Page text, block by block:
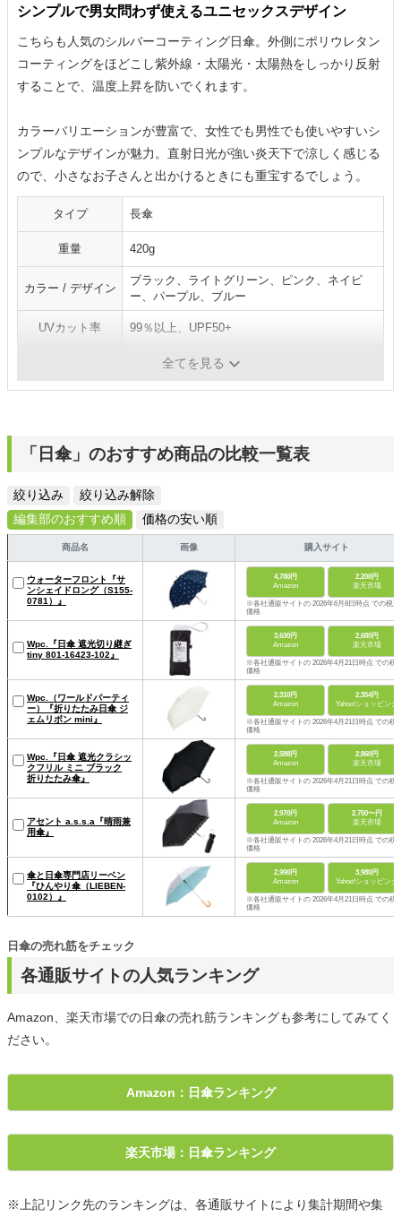
シンプルで男女問わず使えるユニセックスデザイン
こちらも人気のシルバーコーティング日傘。外側にポリウレタン
コーティングをほどこし紫外線・太陽光・太陽熱をしっかり反射
することで、温度上昇を防いでくれます。
カラーバリエーションが豊富で、女性でも男性でも使いやすいシ
ンプルなデザインが魅力。直射日光が強い炎天下で涼しく感じる
ので、小さなお子さんと出かけるときにも重宝するでしょう。
タイプ 長傘
重量 420g
カラー / デザイン
ブラック、ライトグリーン、ピンク、ネイビ
ー、パープル、ブルー
UVカット率 99％以上、UPF50+
99％以上全てを見る
「日傘」のおすすめ商品の比較一覧表
絞り込み
絞り込み解除
編集部のおすすめ順
価格の安い順
商品名 画像 購入サイト
ウォーターフロント『サ
ンシェイドロング（S155-
0781）』
4,780円
Amazon
2,200円
楽天市場
※各社通販サイトの 2026年6月8日時点 での税込
価格
Wpc.『日傘 遮光切り継ぎ
tiny 801-16423-102』
3,630円
Amazon
2,680円
楽天市場
※各社通販サイトの 2026年4月21日時点 での税
価格
Wpc.（ワールドパーティ
ー）『折りたたみ日傘 ジ
ェムリボン mini』
2,310円
Amazon
2,354円
Yahoo!ショッピング
※各社通販サイトの 2026年4月21日時点 での税
価格
Wpc.『日傘 遮光クラシッ
クフリル ミニ ブラック
折りたたみ傘』
2,588円
Amazon
2,860円
楽天市場
※各社通販サイトの 2026年4月21日時点 での税
価格
アセント a.s.s.a『晴雨兼
用傘』
2,970円
Amazon
2,750〜円
楽天市場
※各社通販サイトの 2026年4月21日時点 での税
価格
傘と日傘専門店リーベン
『ひんやり傘（LIEBEN-
0102）』
2,990円
Amazon
3,980円
Yahoo!ショッピング
※各社通販サイトの 2026年4月21日時点 での税
価格
各通販サイトの人気ランキング
日傘の売れ筋をチェック
Amazon、楽天市場での日傘の売れ筋ランキングも参考にしてみてく
ださい。
Amazon：日傘ランキング
楽天市場：日傘ランキング
※上記リンク先のランキングは、各通販サイトにより集計期間や集